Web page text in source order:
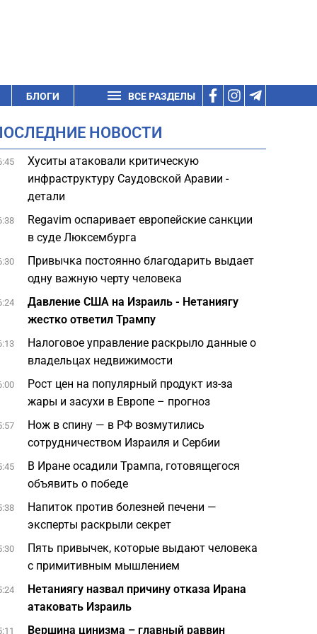
БЛОГИ ВСЕ РАЗДЕЛЫ
НОВОСТИ
Хуситы атаковали критическую
инфраструктуру Саудовской Аравии -
детали
Regavim оспаривает европейские санкции
в суде Люксембурга
Привычка постоянно благодарить выдает
одну важную черту человека
Давление США на Израиль - Нетаниягу
жестко ответил Трампу
Налоговое управление раскрыло данные о
владельцах недвижимости
Рост цен на популярный продукт из-за
жары и засухи в Европе – прогноз
Нож в спину — в РФ возмутились
сотрудничеством Израиля и Сербии
В Иране осадили Трампа, готовящегося
объявить о победе
Напиток против болезней печени —
эксперты раскрыли секрет
Пять привычек, которые выдают человека
с примитивным мышлением
Нетаниягу назвал причину отказа Ирана
атаковать Израиль
Вершина цинизма – главный раввин